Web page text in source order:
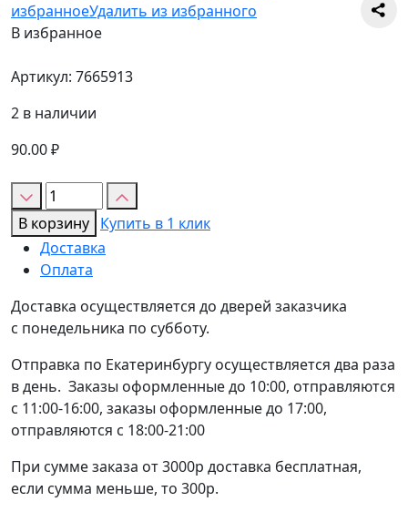
избранноеУдалить из избранного
В избранное
Артикул: 7665913
2 в наличии
90.00₽
Количество
товара
Кондитерская
насадка
"Тюльпан"
№36
В корзину Купить в 1 клик
Доставка
Оплата
Доставка осуществляется до дверей заказчика
с понедельника по субботу.
Отправка по Екатеринбургу осуществляется два раза
в день. Заказы оформленные до 10:00, отправляются
с 11:00-16:00, заказы оформленные до 17:00,
отправляются с 18:00-21:00
При сумме заказа от 3000р доставка бесплатная,
если сумма меньше, то 300р.